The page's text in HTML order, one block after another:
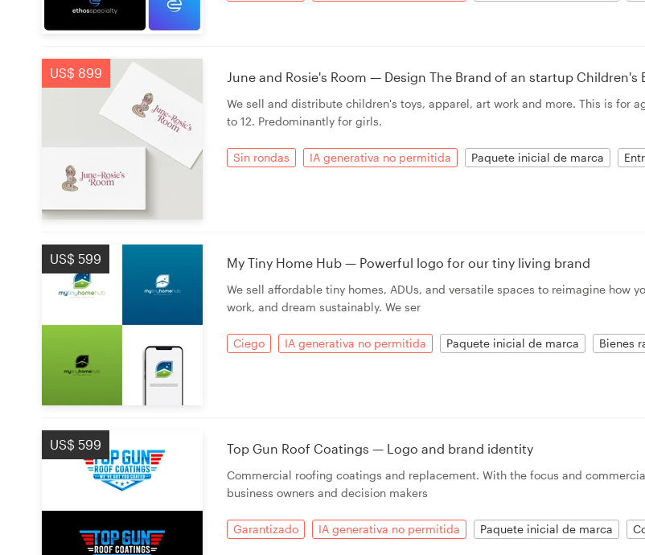
US$ 899 June and Rosie's Room — Design The Brand of an startup Children's
We sell and distribute children's toys, apparel, art work and more. This is for
to 12. Predominantly for girls.
Sin rondas IA generativa no permitida Paquete inicial de marca
US$ 599 My Tiny Home Hub — Powerful logo for our tiny living brand
We sell affordable tiny homes, ADUs, and versatile spaces to reimagine how
work, and dream sustainably. We ser
Ciego IA generativa no permitida Paquete inicial de marca Bienes
US$ 599 Top Gun Roof Coatings — Logo and brand identity
Commercial roofing coatings and replacement. With the focus and
business owners and decision makers
Garantizado IA generativa no permitida Paquete inicial de marca
Hágase diseñador